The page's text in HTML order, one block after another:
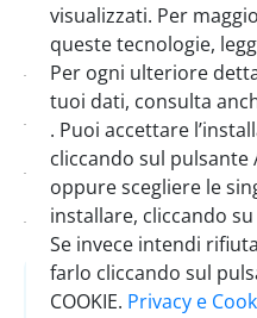
visualizzati. Per
queste tecnologie,
Per ogni ulteriore
tuoi dati, consulta
. Puoi accettare
cliccando sul pulsante
oppure scegliere le
installare, cliccando su
Se invece intendi
farlo cliccando sul
COOKIE. Privacy e
Codice:
Brand:
Pezzi per cartone:
Scadenza minima:
Accedio